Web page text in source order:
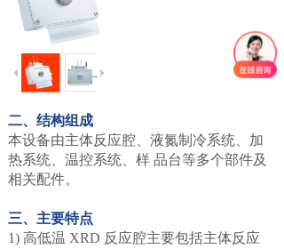
二、结构组成
本设备由主体反应腔、液氮制冷系统、加
热系统、温控系统、样 品台等多个部件及
相关配件。
三、主要特点
1) 高低温 XRD 反应腔主要包括主体反应